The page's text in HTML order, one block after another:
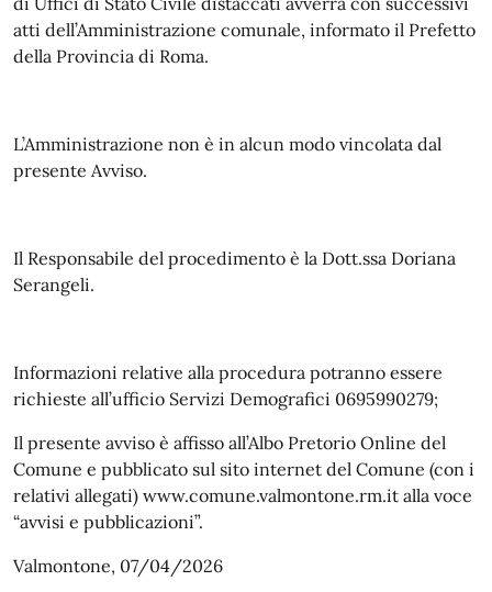
atti dell’Amministrazione comunale, informato il Prefetto
della Provincia di Roma.
L’Amministrazione non è in alcun modo vincolata dal
presente Avviso.
Il Responsabile del procedimento è la Dott.ssa Doriana
Serangeli.
Informazioni relative alla procedura potranno essere
richieste all’ufficio Servizi Demografici 0695990279;
Il presente avviso è affisso all’Albo Pretorio Online del
Comune e pubblicato sul sito internet del Comune (con i
relativi allegati) www.comune.valmontone.rm.it alla voce
“avvisi e pubblicazioni”.
Valmontone, 07/04/2026